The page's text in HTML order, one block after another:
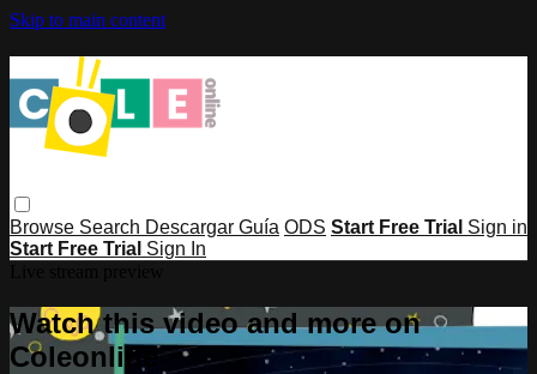
Skip to main content
Browse Search Descargar Guía ODS Start Free Trial Sign in
Start Free Trial Sign In
Watch this video and more on
Coleonline